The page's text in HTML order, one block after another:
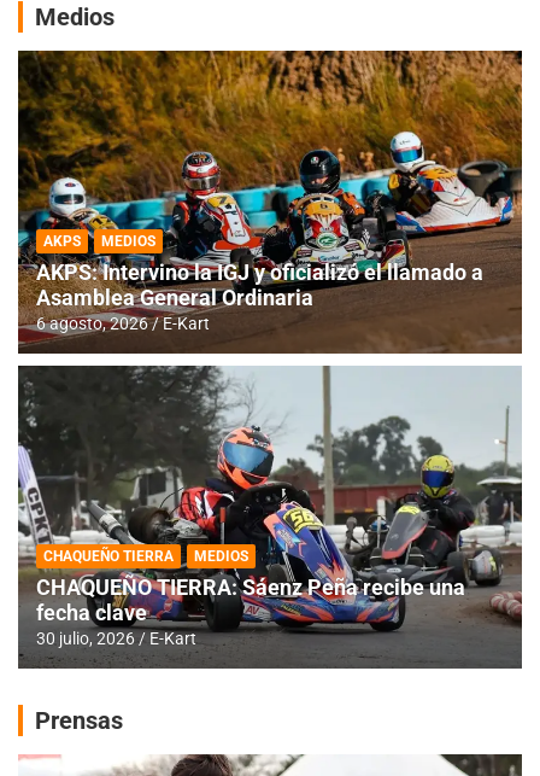
Medios
AKPS MEDIOS
AKPS: Intervino la IGJ y oficializó el llamado a
Asamblea General Ordinaria
6 agosto, 2026 E-Kart
CHAQUEÑO TIERRA MEDIOS
CHAQUEÑO TIERRA: Sáenz Peña recibe una
fecha clave
30 julio, 2026 E-Kart
Prensas